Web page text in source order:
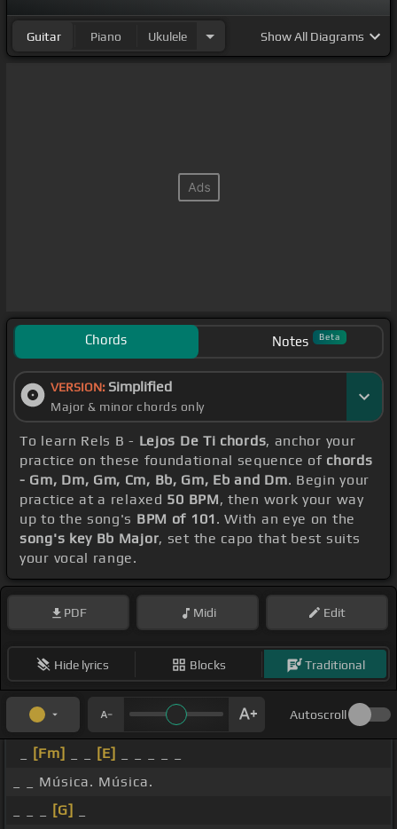
Guitar Piano Ukulele ShowAll Diagrams
Chords Notes Beta
VERSION: Simplified
Major & minor chords only
To learn Rels B - Lejos De Ti chords, anchor your
practice on these foundational sequence of chords
- Gm, Dm, Gm, Cm, Bb, Gm, Eb and Dm. Begin your
practice at a relaxed 50 BPM, then work your way
up to the song's BPM of 101 . With an eye on the
song's key Bb Major, set the capo that best suits
your vocal range.
PDF Midi Edit
Hide lyrics Blocks Traditional
Autoscroll
[Fm] [E]
_ _ Música. Música.
[G]